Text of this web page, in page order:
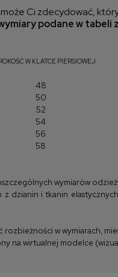
Ci zdecydować,
podane w tabeli
W KLATCE PIERSIOWEJ
48
50
52
54
56
58
wymiarów
dzianin i tkanin
rozbieżności w wymiarach,
na wirtualnej modelce